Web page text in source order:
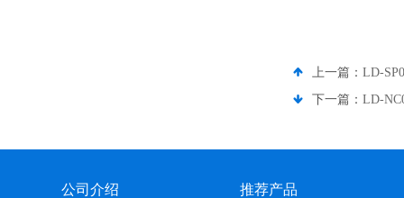
上一篇： LD-
下一篇： LD-
公司介绍 推荐产品